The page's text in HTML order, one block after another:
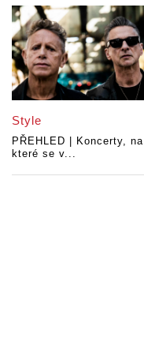
Style
PŘEHLED | Koncerty, na
které se v...